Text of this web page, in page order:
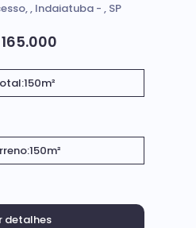
165.000
, Indaiatuba , SP
150m²
150m²
detalhes